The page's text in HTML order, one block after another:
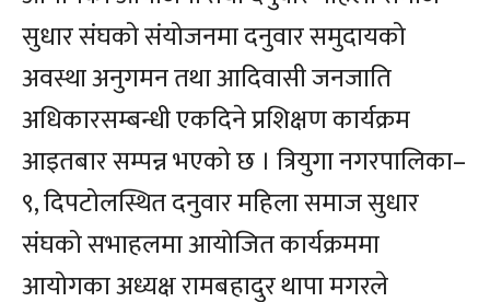
सुधार संघको संयोजनमा दनुवार समुदायको
अवस्था अनुगमन तथा आदिवासी जनजाति
अधिकारसम्बन्धी एकदिने प्रशिक्षण कार्यक्रम
आइतबार सम्पन्न भएको छ । त्रियुगा नगरपालिका–
९, दिपटोलस्थित दनुवार महिला समाज सुधार
संघको सभाहलमा आयोजित कार्यक्रममा
आयोगका अध्यक्ष रामबहादुर थापा मगरले